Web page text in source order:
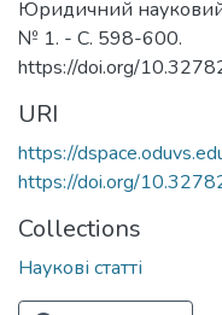
Юридичний
№ 1. - С. 598-600.
https://doi.org/
URI
https://
https://doi.org/
Collections
Наукові статті